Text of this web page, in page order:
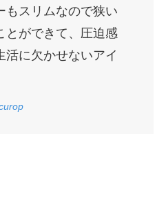
もスリムなので狭い
とができて、圧迫感
活に欠かせないアイ